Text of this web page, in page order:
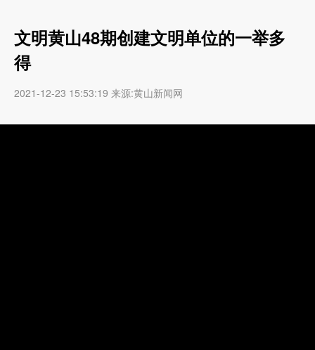
文明黄山48期创建文明单位的一举多
得
2021-12-23 15:53:19 来源:黄山新闻网